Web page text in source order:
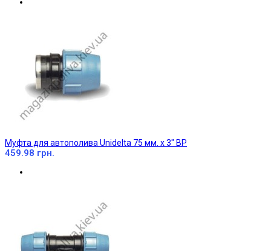
Муфта для автополива Unidelta 75 мм. х 3" ВР
459.98 грн.